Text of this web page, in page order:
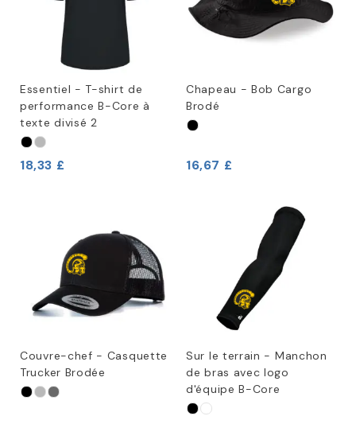
Essentiel - T-shirt de
performance B-Core à
texte divisé 2
18,33 £
Chapeau - Bob Cargo
Brodé
16,67 £
Couvre-chef - Casquette
Trucker Brodée
Sur le terrain - Manchon
de bras avec logo
d'équipe B-Core